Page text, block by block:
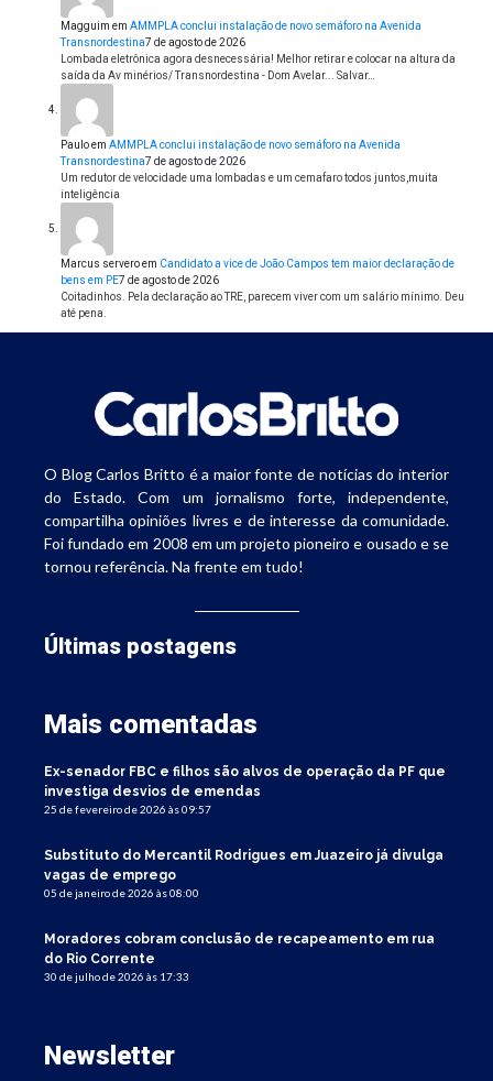
Magguim em AMMPLA conclui instalação de novo semáforo na Avenida
Transnordestina7 de agosto de 2026
Lombada eletrônica agora desnecessária! Melhor retirar e colocar na altura da
saída da Av minérios/ Transnordestina - Dom Avelar... Salvar…
Pauloem AMMPLA conclui instalação de novo semáforo na Avenida
Transnordestina7 de agosto de 2026
Um redutor de velocidade uma lombadas e um cemafaro todos juntos,muita
inteligência
Marcus serveroem Candidato a vice de João Campos tem maior declaração de
bens em PE7 de agosto de 2026
Coitadinhos. Pela declaração ao TRE, parecem viver com um salário mínimo. Deu
até pena.
O Blog Carlos Britto é a maior fonte de notícias do interior
do Estado. Com um jornalismo forte, independente,
compartilha opiniões livres e de interesse da comunidade.
Foi fundado em 2008 em um projeto pioneiro e ousado e se
tornou referência. Na frente em tudo!
Últimas postagens
Mais comentadas
Ex-senador FBC e filhos são alvos de operação da PF que
investiga desvios de emendas
25 de fevereiro de 2026 às 09:57
Substituto do Mercantil Rodrigues em Juazeiro já divulga
vagas de emprego
05 de janeiro de 2026 às 08:00
Moradores cobram conclusão de recapeamento em rua
do Rio Corrente
30 de julho de 2026 às 17:33
Newsletter